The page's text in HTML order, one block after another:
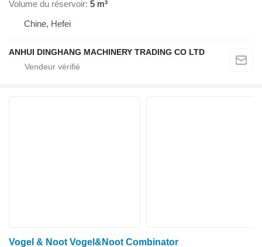
Volume du réservoir 5 m³
Chine, Hefei
ANHUI DINGHANG MACHINERY TRADING CO LTD
Vogel & Noot Vogel&Noot Combinator